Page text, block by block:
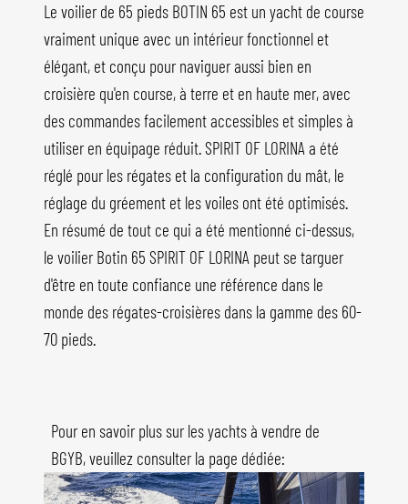
Le voilier de 65 pieds BOTIN 65 est un yacht de course
vraiment unique avec un intérieur fonctionnel et
élégant, et conçu pour naviguer aussi bien en
croisière qu'en course, à terre et en haute mer, avec
des commandes facilement accessibles et simples à
utiliser en équipage réduit. SPIRIT OF LORINA a été
réglé pour les régates et la configuration du mât, le
réglage du gréement et les voiles ont été optimisés.
En résumé de tout ce qui a été mentionné ci-dessus,
le voilier Botin 65 SPIRIT OF LORINA peut se targuer
d'être en toute confiance une référence dans le
monde des régates-croisières dans la gamme des 60-
70 pieds.
Pour en savoir plus sur les yachts à vendre de
BGYB, veuillez consulter la page dédiée: